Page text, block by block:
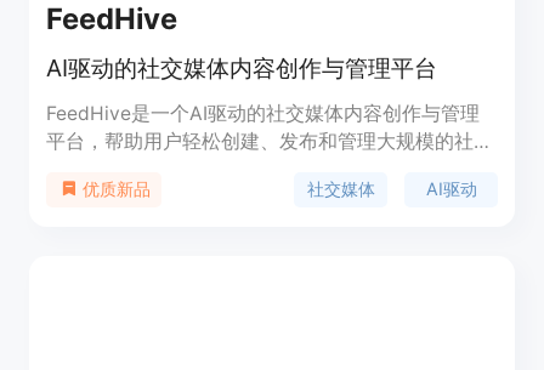
FeedHive
AI驱动的社交媒体内容创作与管理平台
FeedHive是一个AI驱动的社交媒体内容创作与管理
平台，帮助用户轻松创建、发布和管理大规模的社交
手、分析等功能，并支持团队协作和白标服务。
优质新品 社交媒体 AI驱动